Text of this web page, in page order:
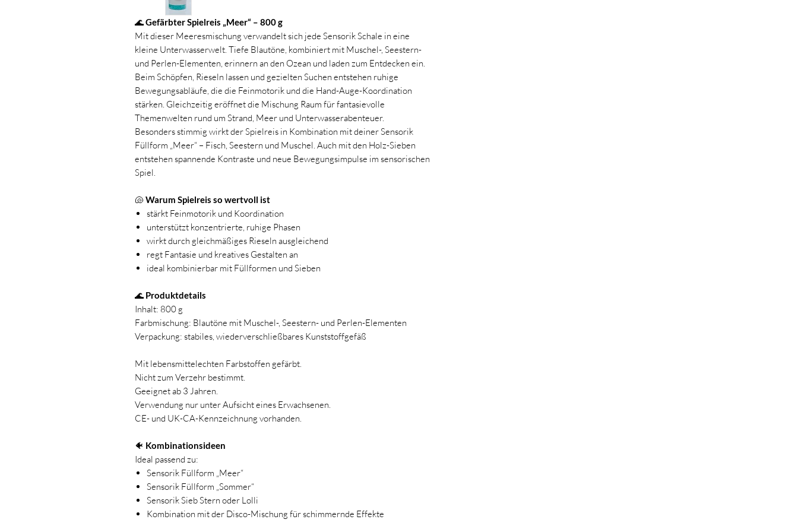
🌊Gefärbter Spielreis „Meer“ – 800 g
Mit dieser Meeresmischung verwandelt sich jede Sensorik Schale in eine
kleine Unterwasserwelt. Tiefe Blautöne, kombiniert mit Muschel-, Seestern-
und Perlen-Elementen, erinnern an den Ozean und laden zum Entdecken ein.
Beim Schöpfen, Rieseln lassen und gezielten Suchen entstehen ruhige
Bewegungsabläufe, die die Feinmotorik und die Hand-Auge-Koordination
stärken. Gleichzeitig eröffnet die Mischung Raum für fantasievolle
Themenwelten rund um Strand, Meer und Unterwasserabenteuer.
Besonders stimmig wirkt der Spielreis in Kombination mit deiner Sensorik
Füllform „Meer“ – Fisch, Seestern und Muschel. Auch mit den Holz-Sieben
entstehen spannende Kontraste und neue Bewegungsimpulse im sensorischen
Spiel.
🐚 Warum Spielreis so wertvoll ist
stärkt Feinmotorik und Koordination
unterstützt konzentrierte, ruhige Phasen
wirkt durch gleichmäßiges Rieseln ausgleichend
regt Fantasie und kreatives Gestalten an
ideal kombinierbar mit Füllformen und Sieben
🌊 Produktdetails
Inhalt: 800 g
Farbmischung: Blautöne mit Muschel-, Seestern- und Perlen-Elementen
Verpackung: stabiles, wiederverschließbares Kunststoffgefäß
Mit lebensmittelechten Farbstoffen gefärbt.
Nicht zum Verzehr bestimmt.
Geeignet ab 3 Jahren.
Verwendung nur unter Aufsicht eines Erwachsenen.
CE- und UK-CA-Kennzeichnung vorhanden.
🐠 Kombinationsideen
Ideal passend zu:
Sensorik Füllform „Meer“
Sensorik Füllform „Sommer“
Sensorik Sieb Stern oder Lolli
Kombination mit der Disco-Mischung für schimmernde Effekte